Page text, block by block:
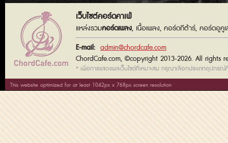
เว็บไซต์คอร์ดคาเฟ่
แหล่งรวมคอร์ดเพลง, เนื้อเพลง, คอร์ดกีต้าร์, คอร์ดอูคู
E-mail: admin@chordcafe.com
ChordCafe.com, ©copyright 2013-2026. All rights
* เพื่อการแสดงผลเว็บไซต์ที่เหมาะสม กรุณาเลือกประเภทอุปกรณ์
This website optimized for at least 1042px x 768px screen resolution